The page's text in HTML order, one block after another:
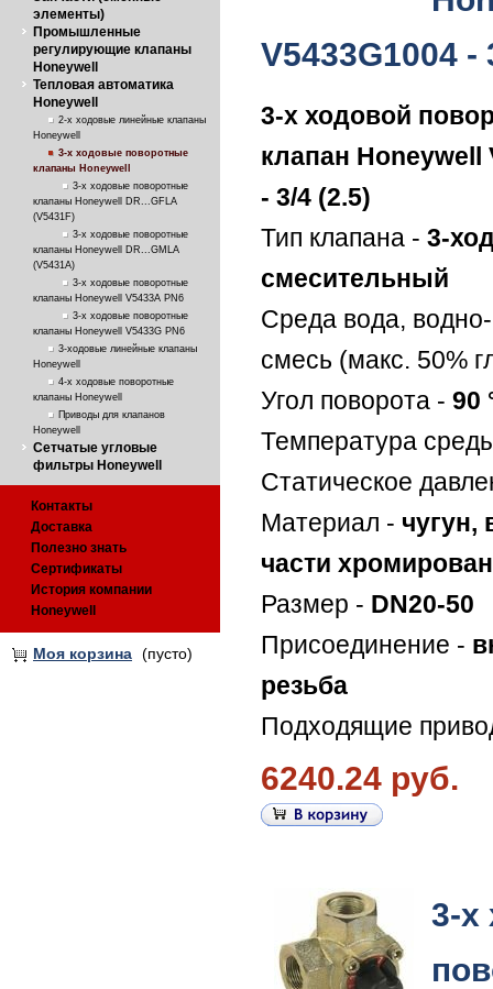
элементы)
Промышленные
регулирующие клапаны
Honeywell
Тепловая автоматика
Honeywell
2-х ходовые линейные клапаны
Honeywell
3-х ходовые поворотные
клапаны Honeywell
3-х ходовые поворотные
клапаны Honeywell DR...GFLA
(V5431F)
3-х ходовые поворотные
клапаны Honeywell DR...GMLA
(V5431А)
3-х ходовые поворотные
клапаны Honeywell V5433A PN6
3-х ходовые поворотные
клапаны Honeywell V5433G PN6
3-ходовые линейные клапаны
Honeywell
4-х ходовые поворотные
клапаны Honeywell
Приводы для клапанов
Honeywell
Сетчатые угловые
фильтры Honeywell
Контакты
Доставка
Полезно знать
Сертификаты
История компании
Honeywell
Моя корзина (пусто)
V5433G1004 -
3-х ходовой
клапан Honeywell
- 3/4 (2.5)
Тип клапана - 3-
смесительный
Среда вода,
смесь (макс. 50%
Угол поворота - 90
Температура
Статическое
Материал - чугун,
части
Размер - DN20-50
Присоединение -
резьба
Подходящие
6240.24 руб.
3-х